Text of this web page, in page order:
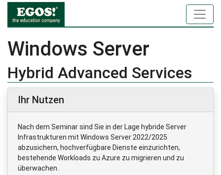
Windows Server
Hybrid Advanced Services
Ihr Nutzen
Nach dem Seminar sind Sie in der Lage hybride Server
Infrastrukturen mit Windows Server 2022/2025
abzusichern, hochverfügbare Dienste einzurichten,
bestehende Workloads zu Azure zu migrieren und zu
überwachen.